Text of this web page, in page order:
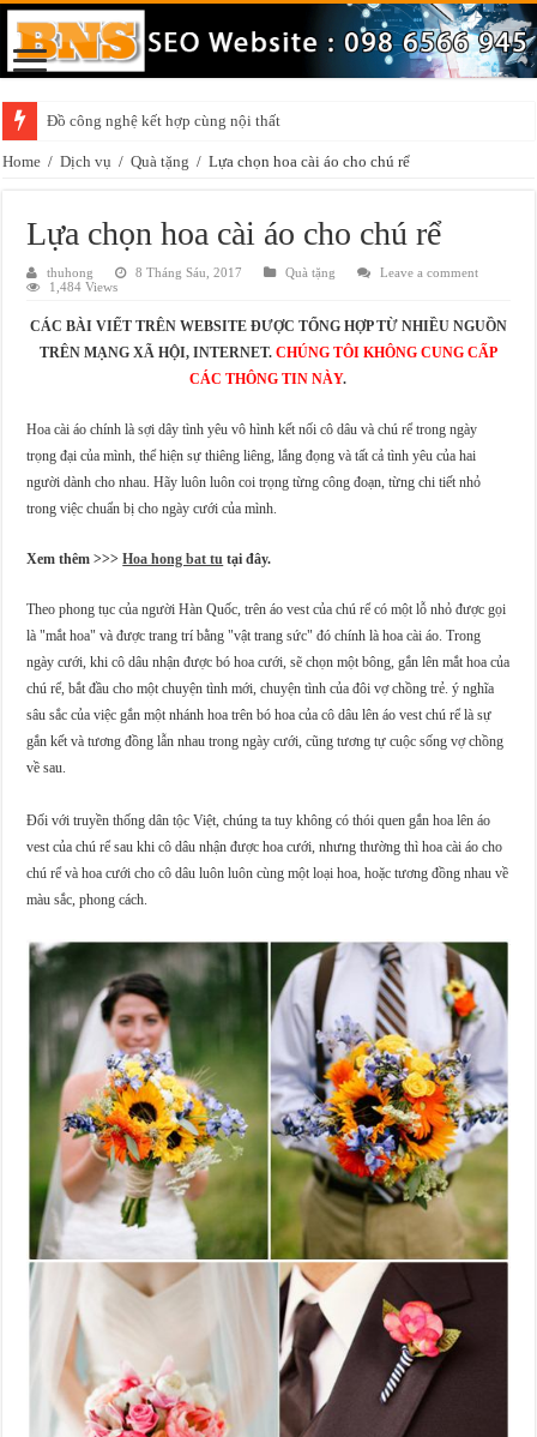
Đồ công nghệ kết hợp cùng nội thất
Nhiều thời cơ đẩy mạnh xuất khẩu đồ nội thất bằng gỗ qua Trung Quốc
Home / Dịch vụ / Quà tặng / Lựa chọn hoa cài áo cho chú rể
Lựa chọn hoa cài áo cho chú rể
thuhong 8 Tháng Sáu, 2017 Quà tặng
Leave a comment
1,484 Views
CÁC BÀI VIẾT TRÊN WEBSITE ĐƯỢC TỔNG HỢP TỪ NHIỀU NGUỒN
TRÊN MẠNG XÃ HỘI, INTERNET. CHÚNG TÔI KHÔNG CUNG CẤP
CÁC THÔNG TIN NÀY.
Hoa cài áo chính là sợi dây tình yêu vô hình kết nối cô dâu và chú rể trong ngày
trọng đại của mình, thể hiện sự thiêng liêng, lắng đọng và tất cả tình yêu của hai
người dành cho nhau. Hãy luôn luôn coi trọng từng công đoạn, từng chi tiết nhỏ
trong việc chuẩn bị cho ngày cưới của mình.
Xem thêm >>>Hoa hong bat tu tại đây.
Theo phong tục của người Hàn Quốc, trên áo vest của chú rể có một lỗ nhỏ được gọi
là "mắt hoa" và được trang trí bằng "vật trang sức" đó chính là hoa cài áo. Trong
ngày cưới, khi cô dâu nhận được bó hoa cưới, sẽ chọn một bông, gắn lên mắt hoa của
chú rể, bắt đầu cho một chuyện tình mới, chuyện tình của đôi vợ chồng trẻ. ý nghĩa
sâu sắc của việc gắn một nhánh hoa trên bó hoa của cô dâu lên áo vest chú rể là sự
gắn kết và tương đồng lẫn nhau trong ngày cưới, cũng tương tự cuộc sống vợ chồng
về sau.
Đối với truyền thống dân tộc Việt, chúng ta tuy không có thói quen gắn hoa lên áo
vest của chú rể sau khi cô dâu nhận được hoa cưới, nhưng thường thì hoa cài áo cho
chú rể và hoa cưới cho cô dâu luôn luôn cùng một loại hoa, hoặc tương đồng nhau về
màu sắc, phong cách.